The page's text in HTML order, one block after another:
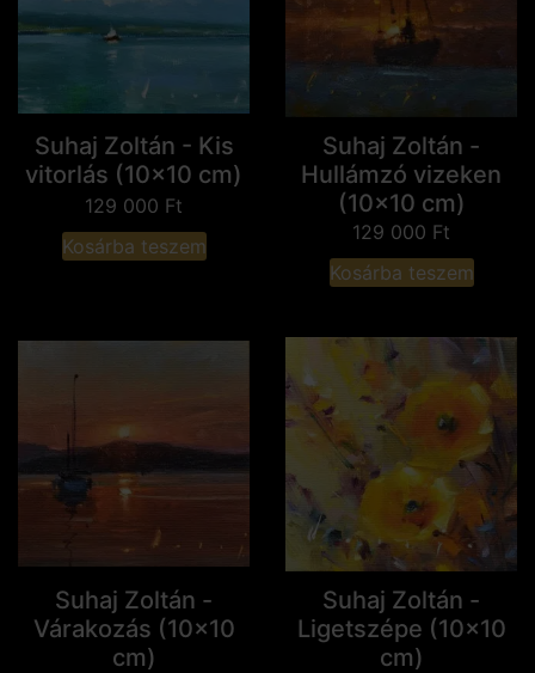
Suhaj Zoltán - Kis
vitorlás (10x10 cm)
129 000 Ft
Kosárba teszem
Suhaj Zoltán -
Hullámzó vizeken
(10x10 cm)
129 000 Ft
Kosárba teszem
Suhaj Zoltán -
Várakozás (10x10
cm)
Suhaj Zoltán -
Ligetszépe (10x10
cm)